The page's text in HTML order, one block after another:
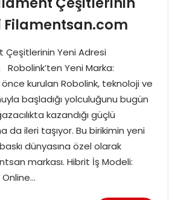
Filamentsan.com
Çeşitlerinin Yeni Adresi
Yeni Marka:
önce kurulan Robolink, teknoloji ve
başladığı yolculuğunu bugün
kazandığı güçlü
da ileri taşıyor. Bu birikimin yeni
dünyasına özel olarak
markası. Hibrit İş Modeli: